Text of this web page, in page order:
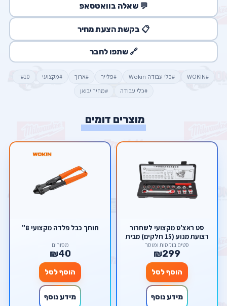
💬 שאלה בוואטסאפ
📋 בקשת הצעת מחיר
🔗 שתפו לחבר
#WOKIN #כלי עבודה Wokin #פלייר #ארוך #מקצועי
#10"
#כלי עבודה
#מחיר יבואן
מוצרים דומים
סט ראצ'ט מקצועי לשחרור
רצועת מנוע (15 חלקים) מבית
Scorpion – מנגנון 72 שיניים
מפלדת CR-V
סטים בוקסות ומוסך
₪299
הוסף לסל
מידע נוסף
חותך כבל פלדה מקצועי 8"
מסורים
₪40
הוסף לסל
מידע נוסף